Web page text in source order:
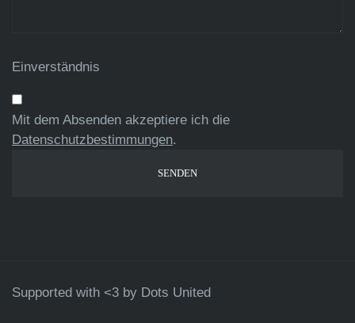
Einverständnis
Mit dem Absenden akzeptiere ich die
Datenschutzbestimmungen.
Supported with <3 by Dots United